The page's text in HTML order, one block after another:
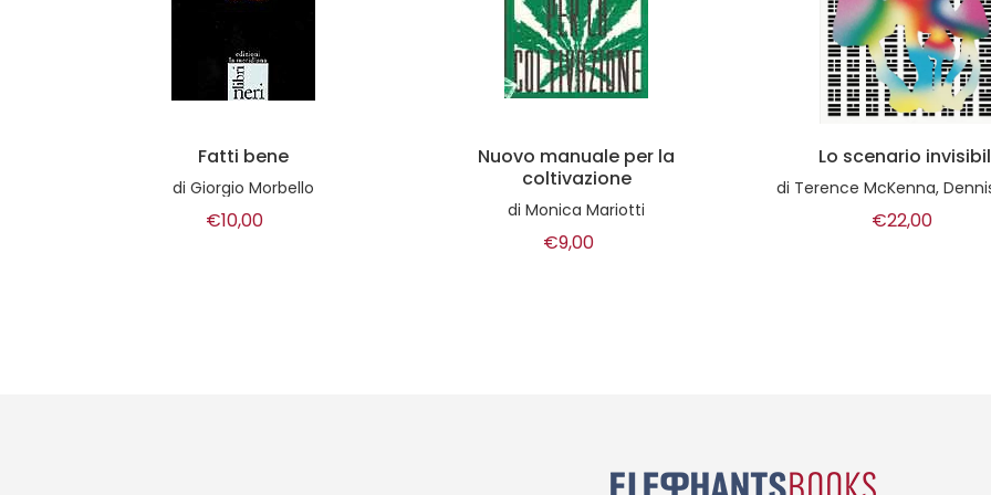
Nuovo manuale per la
coltivazione
Monica Mariotti
Lo scenario invisibile
Terence McKenna, Dennis McKenna
€22,00
Underground
diMatteo
€16,00